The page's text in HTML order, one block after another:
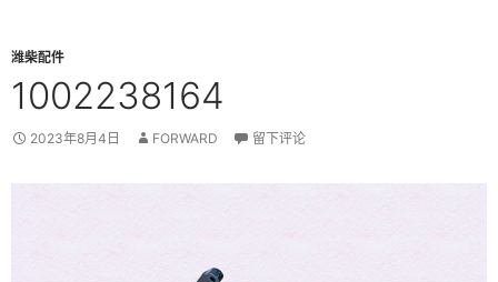
潍柴配件
1002238164
2023年8月4日 FORWARD 留下评论